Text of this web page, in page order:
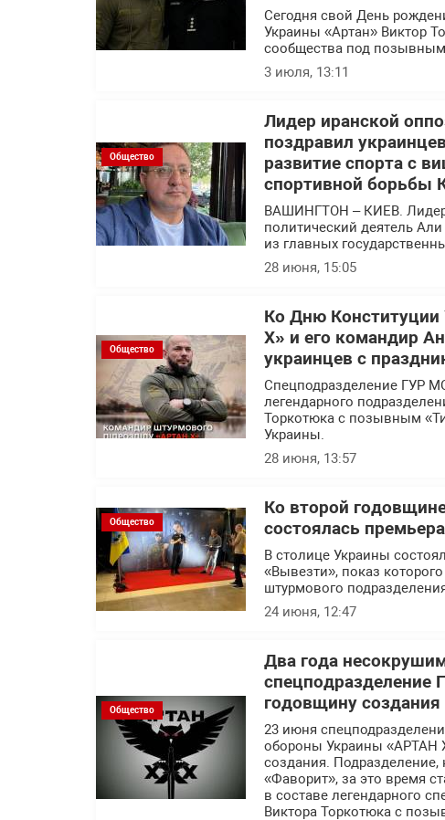
Сегодня свой День
Украины «Артан» Виктор
сообщества под позывным
3 июля, 13:11
Общество
Лидер иранской
поздравил
развитие спорта с
спортивной борьбы
ВАШИНГТОН – КИЕВ.
политический деятель
из главных
28 июня, 15:05
Общество
Ко Дню Конституции
Х» и его командир
украинцев с
Спецподразделение ГУР
легендарного
Торкотюка с позывным
Украины.
28 июня, 13:57
Общество
Ко второй
состоялась
В столице Украины
«Вывезти», показ
штурмового
24 июня, 12:47
Общество
Два года
годовщину создания
23 июня
обороны Украины «АРТАН
создания.
«Фаворит», за это время
в составе легендарного
Виктора Торкотюка с